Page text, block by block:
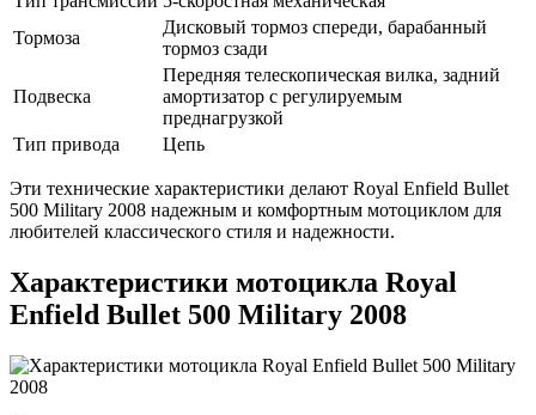
Тормоза
Дисковый тормоз спереди, барабанный
тормоз сзади
Подвеска
Передняя телескопическая вилка, задний
амортизатор с регулируемым
преднагрузкой
Тип привода
Цепь
Эти технические характеристики делают Royal Enfield Bullet
500 Military 2008 надежным и комфортным мотоциклом для
любителей классического стиля и надежности.
Характеристики мотоцикла Royal
Enfield Bullet 500 Military 2008